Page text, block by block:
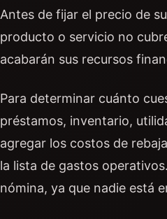
Antes de fijar el precio de
producto o servicio no
acabarán sus recursos
Para determinar cuánto
préstamos, inventario,
agregar los costos de
la lista de gastos
nómina, ya que nadie está